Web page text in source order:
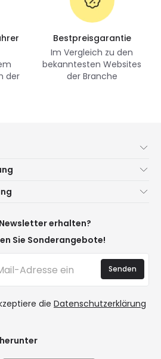
der
Bestpreisgarantie
Im Vergleich zu den
bekanntesten Websites
der Branche
erhalten?
Sie Sonderangebote!
die Datenschutzerklärung
Senden
herunter